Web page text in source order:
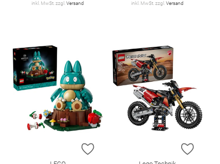
inkl. MwSt. zzgl. Versand inkl. MwSt. zzgl. Versand
ZUR WUNSCHLISTE HINZUFÜGEN
ZUR